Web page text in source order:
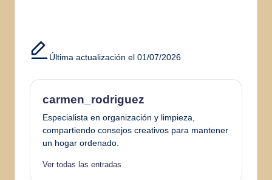
Última actualización el 01/07/2026
carmen_rodriguez
Especialista en organización y limpieza,
compartiendo consejos creativos para mantener
un hogar ordenado.
Ver todas las entradas